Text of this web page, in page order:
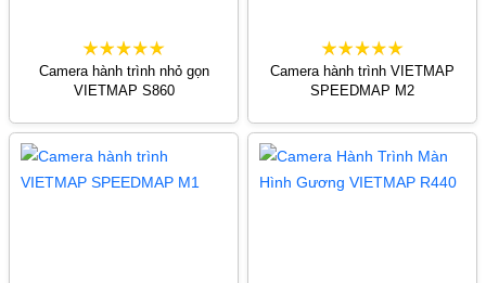
Camera hành trình nhỏ gọn
VIETMAP S860
Camera hành trình VIETMAP
SPEEDMAP M2